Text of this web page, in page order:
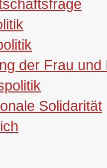
der Frau und
Solidarität